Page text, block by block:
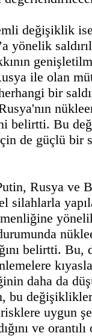
değişiklik
yönelik
ile olan
bir
belirtti. Bu
de güçlü bir
Rusya ve
silahlarla
belirtti. Bu,
daha da
bu
uygun
ve